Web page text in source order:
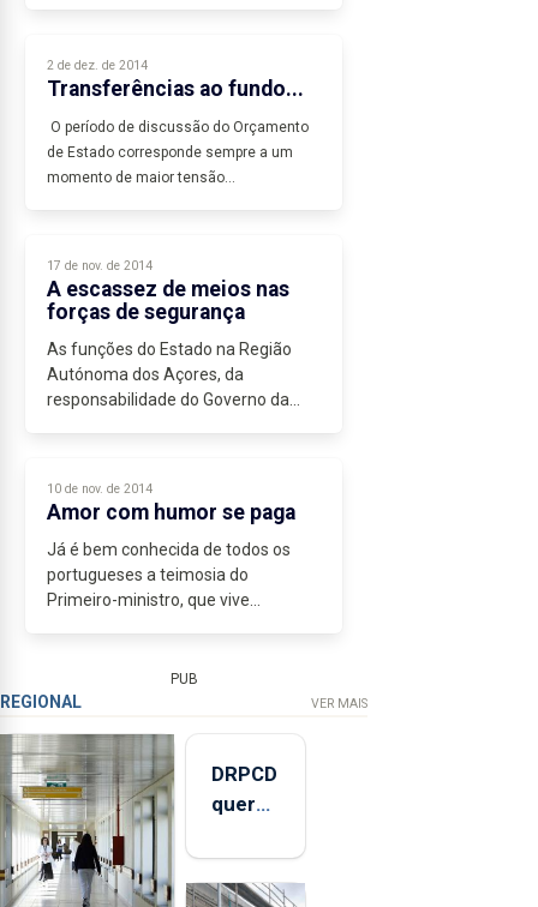
2 de dez. de 2014
Transferências ao fundo...
O período de discussão do Orçamento
de Estado corresponde sempre a um
momento de maior tensão...
17 de nov. de 2014
A escassez de meios nas
forças de segurança
As funções do Estado na Região
Autónoma dos Açores, da
responsabilidade do Governo da
10 de nov. de 2014
Amor com humor se paga
Já é bem conhecida de todos os
portugueses a teimosia do
Primeiro-ministro, que vive
sensibilidade social, por mais que...
PUB
REGIONAL VER MAIS
DRPCD
quer
horário
de